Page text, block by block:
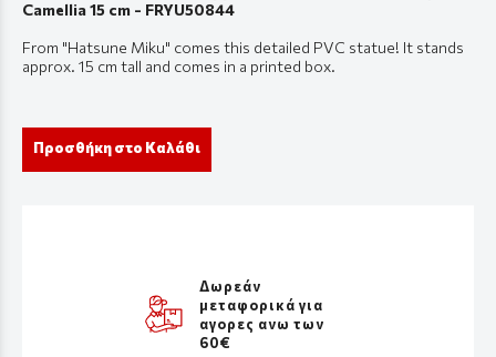
Camellia 15 cm - FRYU50844
From "Hatsune Miku" comes this detailed PVC statue! It stands
approx. 15 cm tall and comes in a printed box.
Προσθήκη στο Καλάθι
Δωρεάν
μεταφορικά για
αγορες ανω των
60€